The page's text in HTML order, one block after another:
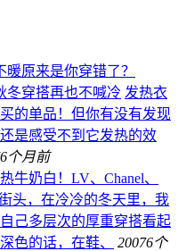
暖原来是你穿错了？
冬穿搭再也不喊冷 发热衣
的单品！但你有没有发现
是感受不到它发热的效
个月前
牛奶白！LV、Chanel、
头，在冷冷的冬天里，我
己多层次的厚重穿搭看起
色的话，在鞋、
20076个